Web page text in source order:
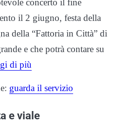
concerto il fine
il 2 giugno, festa della
della “Fattoria in Città” di
e che potrà contare su
di più
guarda il servizio
e viale